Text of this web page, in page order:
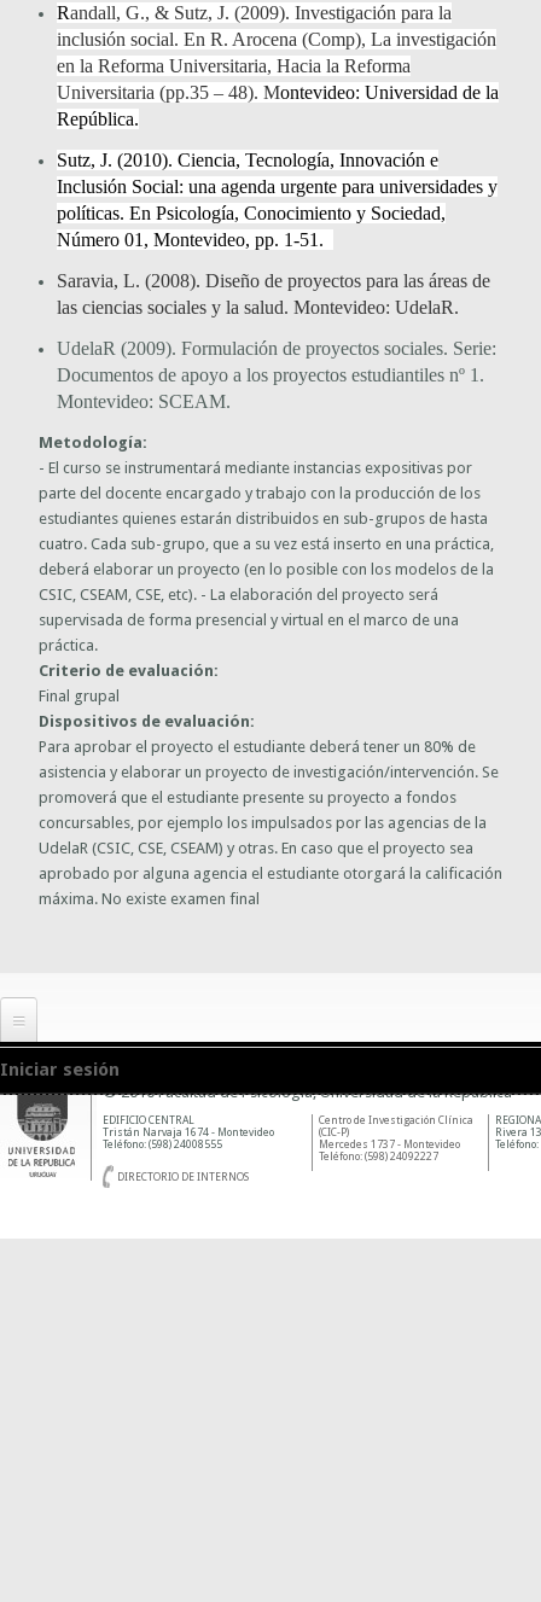
Randall, G., & Sutz, J. (2009). Investigación para la
inclusión social. En R. Arocena (Comp), La investigación
en la Reforma Universitaria, Hacia la Reforma
Universitaria (pp.35 – 48). Montevideo: Universidad de la
República.
Sutz, J. (2010).Ciencia, Tecnología, Innovación e
Inclusión Social: una agenda urgente para universidades y
políticas. En Psicología, Conocimiento y Sociedad,
Número 01, Montevideo, pp. 1-51.
Saravia, L. (2008). Diseño de proyectos para las áreas de
las ciencias sociales y la salud. Montevideo: UdelaR.
UdelaR (2009). Formulación de proyectos sociales. Serie:
Documentos de apoyo a los proyectos estudiantiles nº 1.
Montevideo: SCEAM.
Metodología:
- El curso se instrumentará mediante instancias expositivas por
parte del docente encargado y trabajo con la producción de los
estudiantes quienes estarán distribuidos en sub-grupos de hasta
cuatro. Cada sub-grupo, que a su vez está inserto en una práctica,
deberá elaborar un proyecto (en lo posible con los modelos de la
CSIC, CSEAM, CSE, etc). - La elaboración del proyecto será
supervisada de forma presencial y virtual en el marco de una
práctica.
Criterio de evaluación:
Final grupal
Dispositivos de evaluación:
Para aprobar el proyecto el estudiante deberá tener un 80% de
asistencia y elaborar un proyecto de investigación/intervención. Se
promoverá que el estudiante presente su proyecto a fondos
concursables, por ejemplo los impulsados por las agencias de la
UdelaR (CSIC, CSE, CSEAM) y otras. En caso que el proyecto sea
aprobado por alguna agencia el estudiante otorgará la calificación
máxima. No existe examen final
Iniciar sesión
© 2010 Facultad de Psicología, Universidad de la República
Rivera
Teléfono:
Centro de Investigación Clínica
(CIC-P)
Mercedes 1737 - Montevideo
Teléfono: (598) 24092227
EDIFICIO CENTRAL
Tristán Narvaja 1674 - Montevideo
Teléfono: (598) 24008555
DIRECTORIO DE INTERNOS